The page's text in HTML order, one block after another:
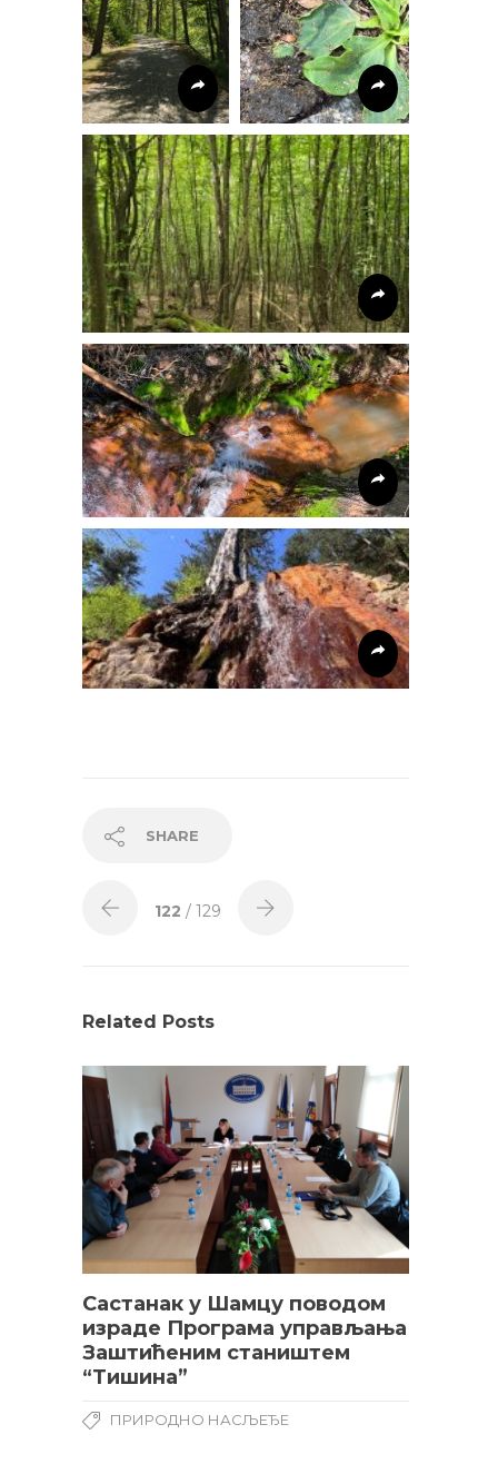
SHARE
122 / 129
Related Posts
Састанак у Шамцу поводом
израде Програма управљања
Заштићеним стаништем
“Тишина”
ПРИРОДНО НАСЉЕЂЕ